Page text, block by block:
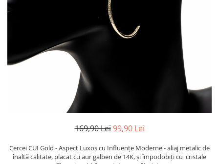
169,90 Lei 99,90 Lei
Cercei CUI Gold - Aspect Luxos cu Influențe Moderne - aliaj metalic de
înaltă calitate, placat cu aur galben de 14K, și împodobiți cu cristale